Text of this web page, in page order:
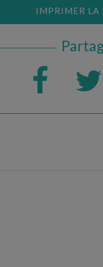
IMPRIMER LA